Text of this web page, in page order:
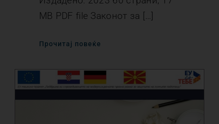
MB PDF file Законот за […]
Прочитај повеќе